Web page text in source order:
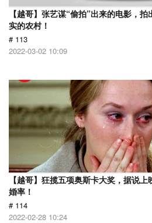
【越哥】张艺谋“偷拍”出来的电影，
实的农村！
# 113
2022-03-02 10:09
【越哥】狂揽五项奥斯卡大奖，据说
婚率！
# 114
2022-02-28 10:24